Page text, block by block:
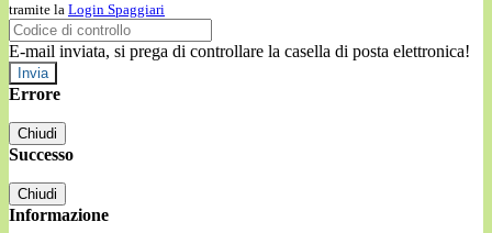
tramite la Login Spaggiari
E-mail inviata, si prega di controllare la casella di posta elettronica!
Errore
Chiudi
Successo
Chiudi
Informazione